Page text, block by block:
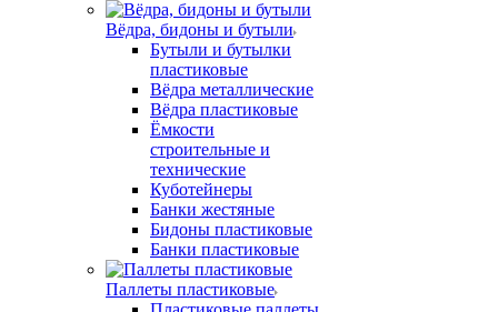
Вёдра, бидоны и бутыли
Бутыли и бутылки
пластиковые
Вёдра металлические
Вёдра пластиковые
Ёмкости
строительные и
технические
Куботейнеры
Банки жестяные
Бидоны пластиковые
Банки пластиковые
Паллеты пластиковые